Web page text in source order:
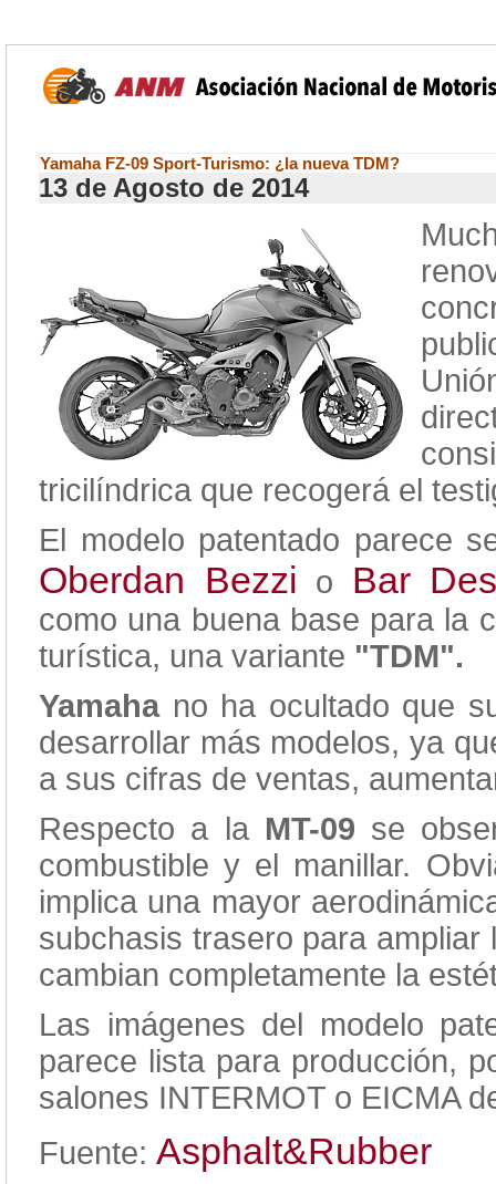
Yamaha FZ-09 Sport-Turismo: ¿la nueva TDM?
13 de Agosto de 2014
tricilíndrica que recogerá el
El modelo patentado parece
Oberdan Bezzi o Bar
como una buena base para la
turística, una variante "TDM".
Yamaha no ha ocultado que
desarrollar más modelos, ya
a sus cifras de ventas,
Respecto a la MT-09 se
combustible y el manillar.
implica una mayor
subchasis trasero para
cambian completamente la
Las imágenes del modelo
parece lista para producción,
salones INTERMOT o EICMA
Fuente: Asphalt&Rubber